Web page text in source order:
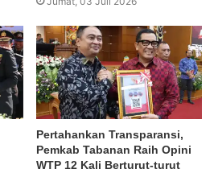
Pertahankan Transparansi,
Pemkab Tabanan Raih Opini
WTP 12 Kali Berturut-turut